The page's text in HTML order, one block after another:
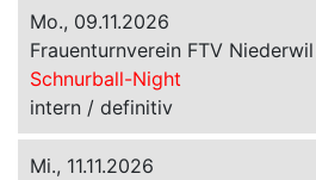
Mo., 09.11.2026
Frauenturnverein FTV Niederwil
Schnurball-Night
intern / definitiv
Mi., 11.11.2026